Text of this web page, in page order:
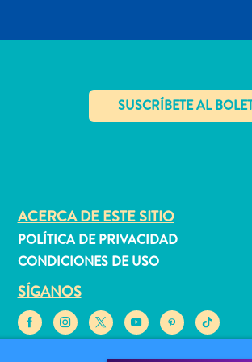
ACERCA DE ESTE SITIO
POLÍTICA DE PRIVACIDAD
CONDICIONES DE USO
SÍGANOS